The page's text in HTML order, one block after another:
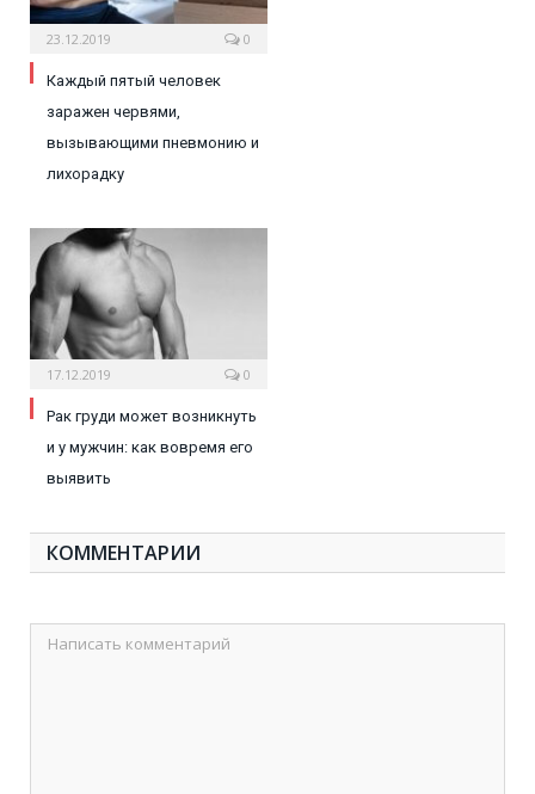
23.12.2019 0
Каждый пятый человек
заражен червями,
вызывающими пневмонию и
лихорадку
17.12.2019 0
Рак груди может возникнуть
и у мужчин: как вовремя его
выявить
КОММЕНТАРИИ